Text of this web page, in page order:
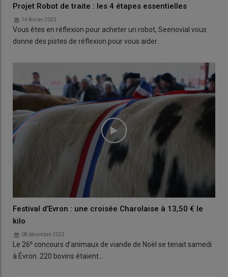
Projet Robot de traite : les 4 étapes essentielles
14 février 2023
Vous êtes en réflexion pour acheter un robot, Seenovial vous
donne des pistes de réflexion pour vous aider…
Festival d’Evron : une croisée Charolaise à 13,50 € le
kilo
08 décembre 2022
Le 26e concours d’animaux de viande de Noël se tenait samedi
à Évron. 220 bovins étaient…